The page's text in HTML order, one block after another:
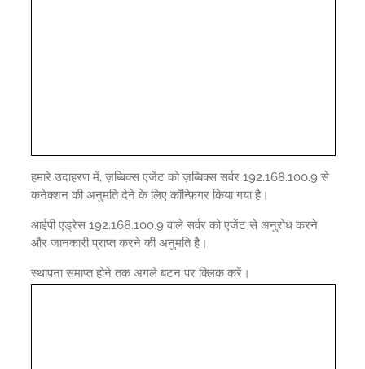
हमारे उदाहरण में, ज़ब्बिक्स एजेंट को ज़ब्बिक्स सर्वर 192.168.100.9 से
कनेक्शन की अनुमति देने के लिए कॉन्फ़िगर किया गया है।
आईपी एड्रेस 192.168.100.9 वाले सर्वर को एजेंट से अनुरोध करने
और जानकारी प्राप्त करने की अनुमति है।
स्थापना समाप्त होने तक अगले बटन पर क्लिक करें।